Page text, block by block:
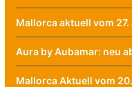
Mallorca aktuell vom 27.
Aura by Aubamar: neu
Mallorca Aktuell vom